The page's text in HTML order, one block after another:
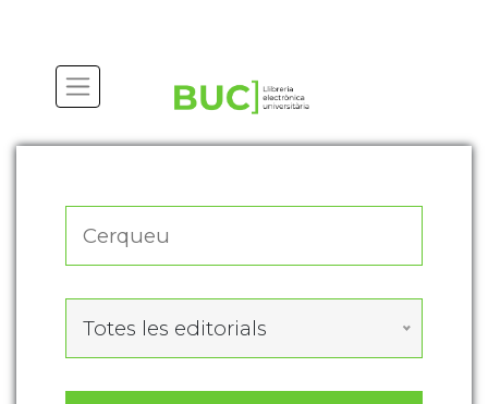
Totes les editorials